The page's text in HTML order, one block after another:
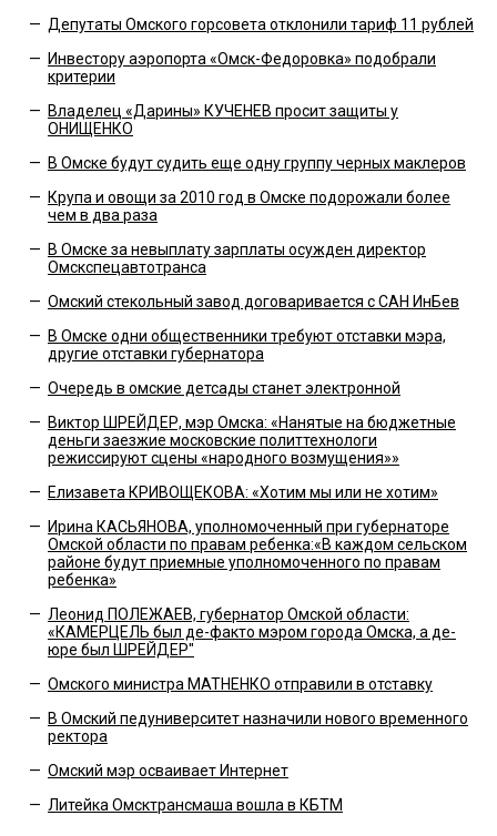
— Депутаты Омского горсовета отклонили тариф 11 рублей
— Инвестору аэропорта «Омск-Федоровка» подобрали
критерии
— Владелец «Дарины» КУЧЕНЕВ просит защиты у
ОНИЩЕНКО
— В Омске будут судить еще одну группу черных маклеров
— Крупа и овощи за 2010 год в Омске подорожали более
чем в два раза
— В Омске за невыплату зарплаты осужден директор
Омскспецавтотранса
— Омский стекольный завод договаривается с САН ИнБев
— В Омске одни общественники требуют отставки мэра,
другие отставки губернатора
— Очередь в омские детсады станет электронной
— Виктор ШРЕЙДЕР, мэр Омска: «Нанятые на бюджетные
деньги заезжие московские политтехнологи
режиссируют сцены «народного возмущения»»
— Елизавета КРИВОЩЕКОВА: «Хотим мы или не хотим»
— Ирина КАСЬЯНОВА, уполномоченный при губернаторе
Омской области по правам ребенка:«В каждом сельском
районе будут приемные уполномоченного по правам
ребенка»
— Леонид ПОЛЕЖАЕВ, губернатор Омской области:
«КАМЕРЦЕЛЬ был де-факто мэром города Омска, а де-
юре был ШРЕЙДЕР"
— Омского министра МАТНЕНКО отправили в отставку
— В Омский педуниверситет назначили нового временного
ректора
— Омский мэр осваивает Интернет
— Литейка Омсктрансмаша вошла в КБТМ